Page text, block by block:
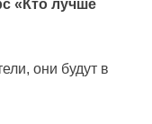
«Кто лучше
они будут в